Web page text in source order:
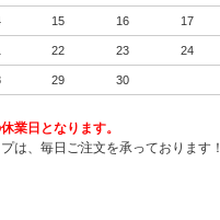
15 16 17
22 23 24
29 30
業日となります。
は、毎日ご注文を承っております！